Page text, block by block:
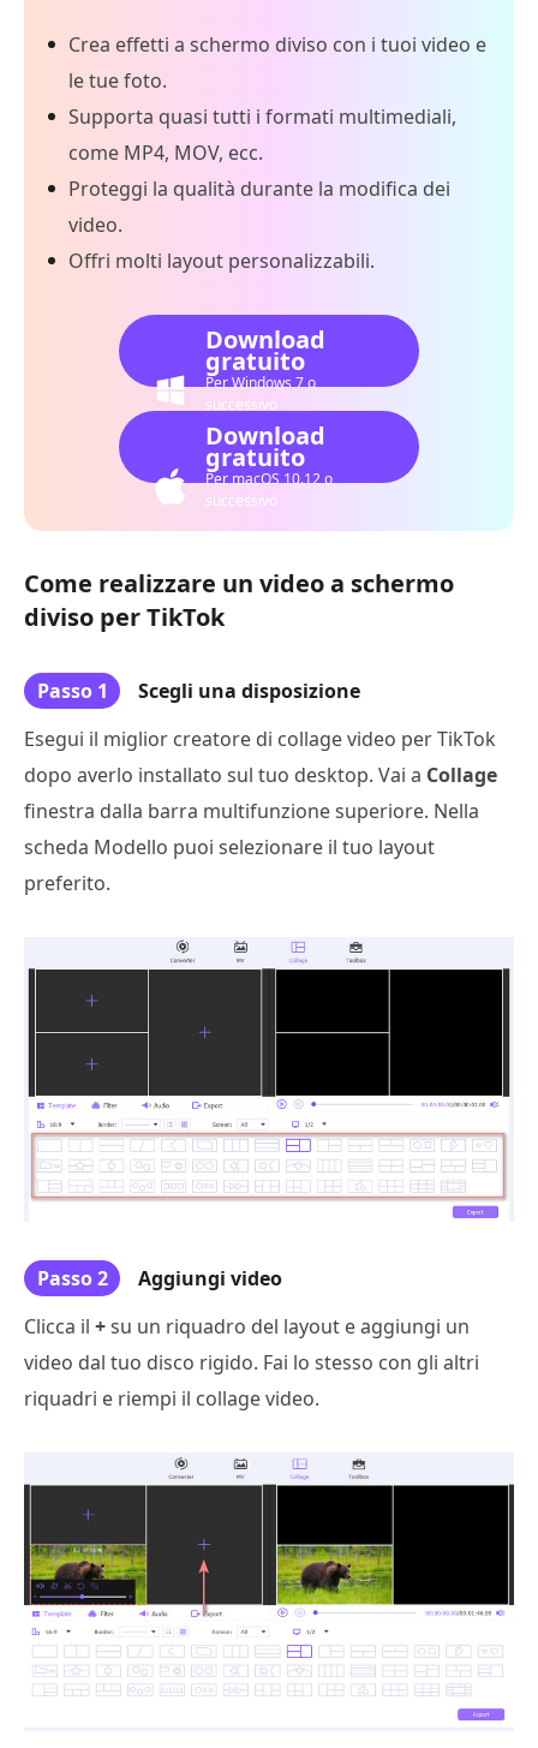
Crea effetti a schermo diviso con i tuoi video e
le tue foto.
Supporta quasi tutti i formati multimediali,
come MP4, MOV, ecc.
Proteggi la qualità durante la modifica dei
video.
Offri molti layout personalizzabili.
Download
gratuito
Per Windows 7 o
successivo
Download
gratuito
Per macOS 10.12 o
successivo
Come realizzare un video a schermo
diviso per TikTok
Passo 1
Scegli una disposizione
Esegui il miglior creatore di collage video per TikTok
dopo averlo installato sul tuo desktop. Vai a Collage
finestra dalla barra multifunzione superiore. Nella
scheda Modello puoi selezionare il tuo layout
preferito.
Passo 2
Aggiungi video
Clicca il +su un riquadro del layout e aggiungi un
video dal tuo disco rigido. Fai lo stesso con gli altri
riquadri e riempi il collage video.